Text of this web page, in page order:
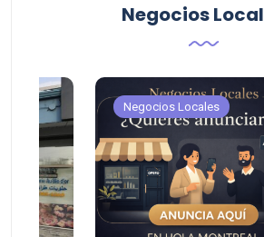
Negocios
Negocios Locales